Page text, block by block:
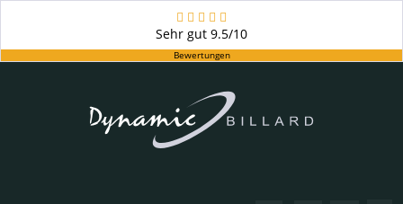
Sehr gut 9.5/10
Bewertungen